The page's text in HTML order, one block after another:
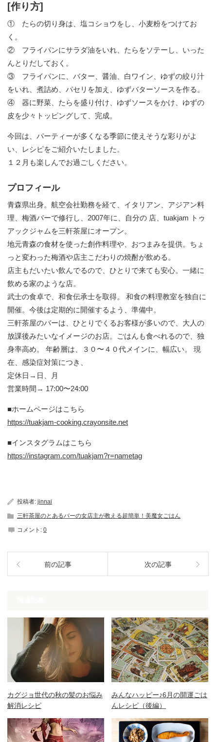
[作り方]
① たらの切り身は、塩コショウをし、小麦粉をつけてお
く。
② フライパンにサラダ油をいれ、たらをソテーし、いった
んとりだしておく。
③ フライパンに、バター、醤油、白ワイン、ゆずの絞り汁
をいれ、煮詰め、パセリを加え、ゆずバターソースを作る。
④ 器に野菜、たらを盛り付け、ゆずソースをかけ、ゆずの
皮を少々トッピングして、完成。
今回は、パーティーが多くなる季節に使えそうな彩りがよ
い、レシピをご紹介いたしました。
１２月も楽しんでお過ごしください。
プロフィール
青森県出身。航空会社勤務を経て、イタリアン、アジアン料
理、梅酒バーで修行し、2007年に、自分の 店、tuakjam トゥ
アックジャムを三軒茶屋にオープン。
地元青森の食材を使った創作料理や、おつまみを提供。ちょ
っと変わった梅酒や店主こだわりの焼酎が飲める。
店主もだいたい飲んでるので、ひとりで来ても安心。一緒に
飲める家のような店。
武士の食卓で、和食伝承士を取得。 和食の料理教室を独自に
開催。今後は定期的に開催するよう、準備中。
三軒茶屋のバーは、ひとりでくるお客様が多いので、大人の
放課後みたいなイメージのお店。ごはんも食べれるので、独
身率高め。 年齢層は、３０〜４０代メインに、幅広い。 現
在、感染症対策につき、
定休日→日、月
営業時間→ 17:00〜24:00
■ホームページはこちら
https://tuakjam-cooking.crayonsite.net
■インスタグラムはこちら
https://instagram.com/tuakjam?r=nametag
投稿者: jinnai
三軒茶屋のとあるバーの女店主が教える超簡単！美魔女ごはん
コメント: 0
前の記事 次の記事
カグジョ世代の秋の髪のお悩み
解消レシピ
みんなハッピー♪6月の開運ごは
んレシピ（後編）